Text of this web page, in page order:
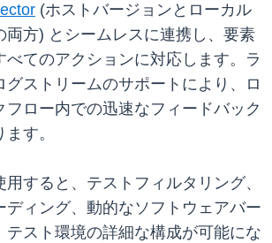
(ホストバージョンとローカル
両方) とシームレスに連携し、要素
べてのアクションに対応します。ラ
グストリームのサポートにより、ロ
フロー内での迅速なフィードバック
す。
すると、テストフィルタリング、
ディング、動的なソフトウェアバー
テスト環境の詳細な構成が可能にな